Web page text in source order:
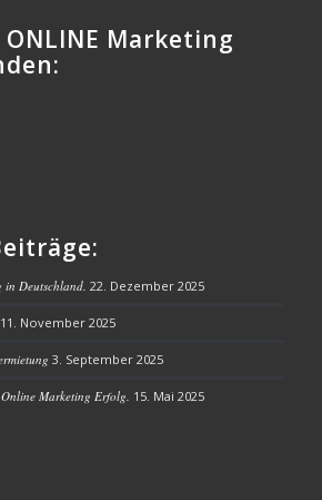
Marketing
Deutschland. 22. Dezember 2025
11. November 2025
3. September 2025
Marketing Erfolg. 15. Mai 2025